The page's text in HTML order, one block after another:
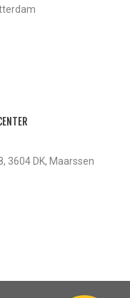
3604 DK, Maarssen